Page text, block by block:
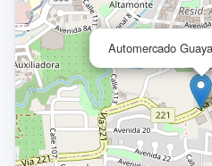
Automercado